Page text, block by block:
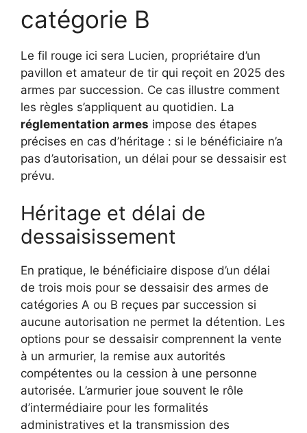
catégorie B
Le fil rouge ici sera Lucien, propriétaire d’un
pavillon et amateur de tir qui reçoit en 2025 des
armes par succession. Ce cas illustre comment
les règles s’appliquent au quotidien. La
réglementation armes impose des étapes
précises en cas d’héritage : si le bénéficiaire n’a
pas d’autorisation, un délai pour se dessaisir est
prévu.
Héritage et délai de
dessaisissement
En pratique, le bénéficiaire dispose d’un délai
de trois mois pour se dessaisir des armes de
catégories A ou B reçues par succession si
aucune autorisation ne permet la détention. Les
options pour se dessaisir comprennent la vente
à un armurier, la remise aux autorités
compétentes ou la cession à une personne
autorisée. L’armurier joue souvent le rôle
d’intermédiaire pour les formalités
administratives et la transmission des